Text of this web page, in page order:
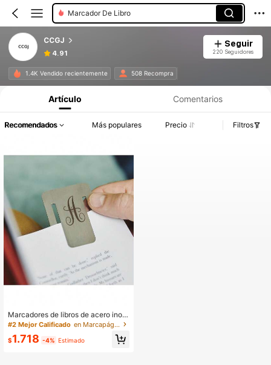
Marcador De Libro
CCGJ
4.91
Seguir
220 Seguidores
1.4K Vendido recientemente 508 Recompra
Artículo Comentarios
Recomendados Más populares Precio Filtros
Marcadores de libros de acero inoxi
dable con inicial - Ideal para lectore
s, maestros, estudiantes y entusiast
as de los libros
#2 Mejor Calificado en Marcapáginas metálicos vintage Marcadores
$1.718 -4% Estimado